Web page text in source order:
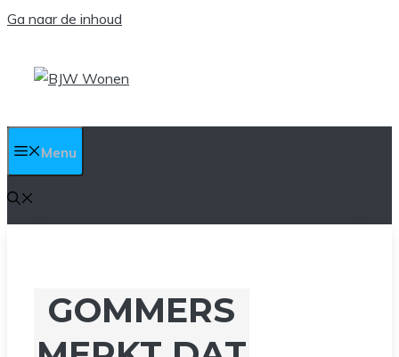
Ga naar de inhoud
Menu
GOMMERS